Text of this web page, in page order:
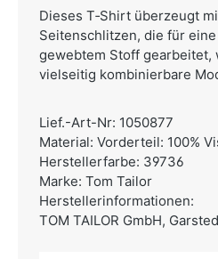
Dieses T‑Shirt überzeugt
Seitenschlitzen, die für
gewebtem Stoff gearbeitet,
vielseitig kombinierbare
Lief.-Art-Nr: 1050877
Material: Vorderteil: 100%
Herstellerfarbe: 39736
Marke: Tom Tailor
Herstellerinformationen:
TOM TAILOR GmbH,